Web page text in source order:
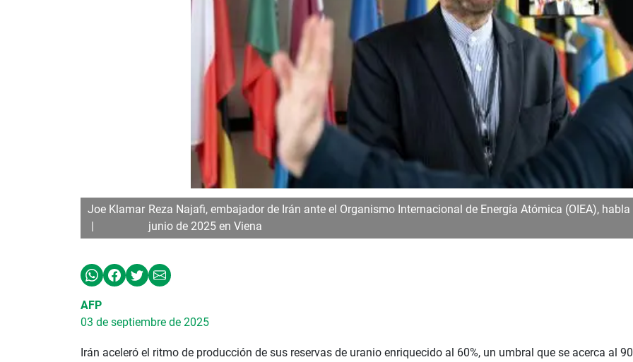
Reza Najafi, embajador de Irán ante el Organismo Internacional de Energía Atómica (OIEA),
junio de 2025 en Viena
Joe Klamar
AFP
03 de septiembre de 2025
Irán aceleró el ritmo de producción de sus reservas de uranio enriquecido al 60%, un umbral que se acerca al